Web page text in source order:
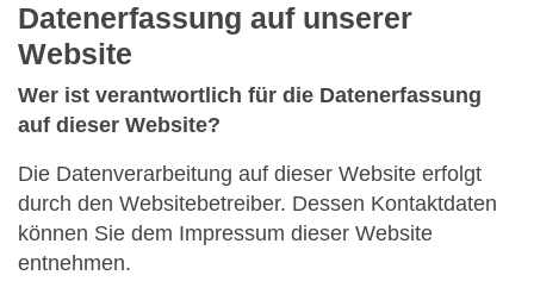
Datenerfassung auf unserer
Website
Wer ist verantwortlich für die Datenerfassung
auf dieser Website?
Die Datenverarbeitung auf dieser Website erfolgt
durch den Websitebetreiber. Dessen Kontaktdaten
können Sie dem Impressum dieser Website
entnehmen.